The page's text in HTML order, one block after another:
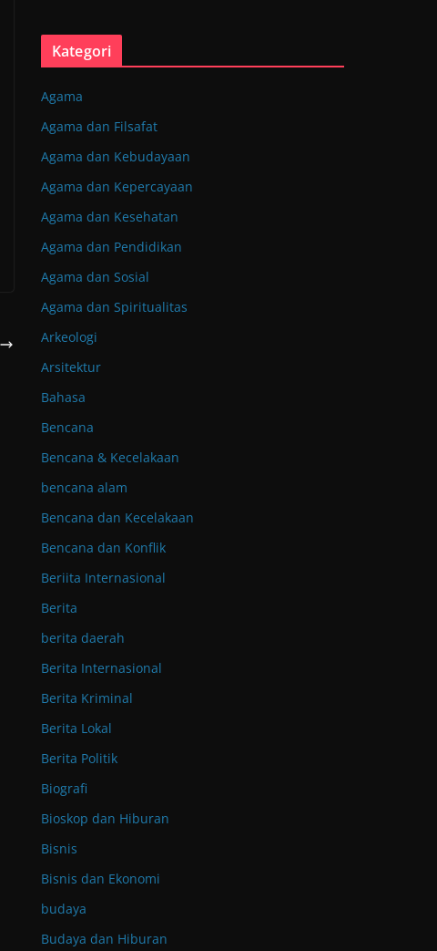
Kategori
Agama
Agama dan Filsafat
Agama dan Kebudayaan
Agama dan Kepercayaan
Agama dan Kesehatan
Agama dan Pendidikan
Agama dan Sosial
Agama dan Spiritualitas
Arkeologi
Arsitektur
Bahasa
Bencana
Bencana & Kecelakaan
bencana alam
Bencana dan Kecelakaan
Bencana dan Konflik
Beriita Internasional
Berita
berita daerah
Berita Internasional
Berita Kriminal
Berita Lokal
Berita Politik
Biografi
Bioskop dan Hiburan
Bisnis
Bisnis dan Ekonomi
budaya
Budaya dan Hiburan